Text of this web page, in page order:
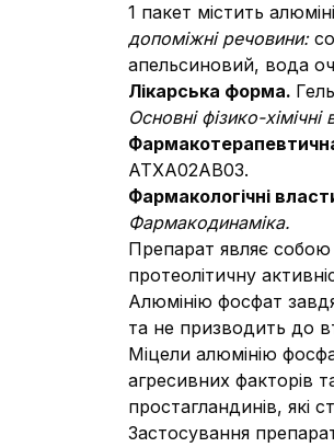
1 пакет містить
допоміжні речовини:
апельсиновий, вода
Лікарська форма.
Основні фізико-хімічні
АТХA02AB03.
Фармакологічні
Фармакодинаміка.
Препарат являє собою
протеолітичну
Алюмінію фосфат
та не призводить до
Міцели алюмінію
агресивних факторів
простагландинів, які
Застосування